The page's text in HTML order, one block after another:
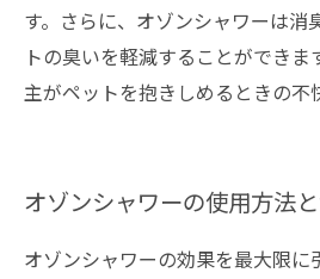
す。さらに、オゾンシャワーは消
トの臭いを軽減することができま
主がペットを抱きしめるときの不
オゾンシャワーの使用方法
オゾンシャワーの効果を最大限に